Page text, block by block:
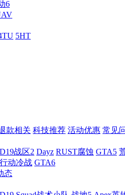
6
5HT
款相关 科技推荐 活动优惠 常见
战区2 Dayz RUST腐蚀 GTA5
动冷战 GTA6
态